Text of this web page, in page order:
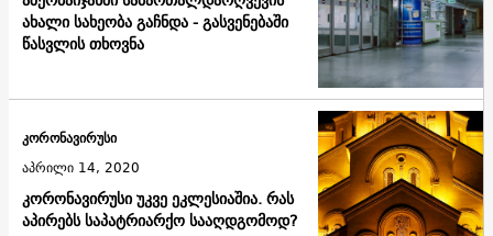
ახალი სახეობა გაჩნდა - გასვენებაში
წასვლის თხოვნა
კორონავირუსი უკვე ეკლესიაშია. რას
აპირებს საპატრიარქო სააღდგომოდ?
კორონავირუსი
აპრილი 14, 2020